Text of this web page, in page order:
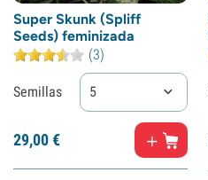
Super Skunk (Spliff
Seeds) feminizada
(3)
Semillas 5
29,00€